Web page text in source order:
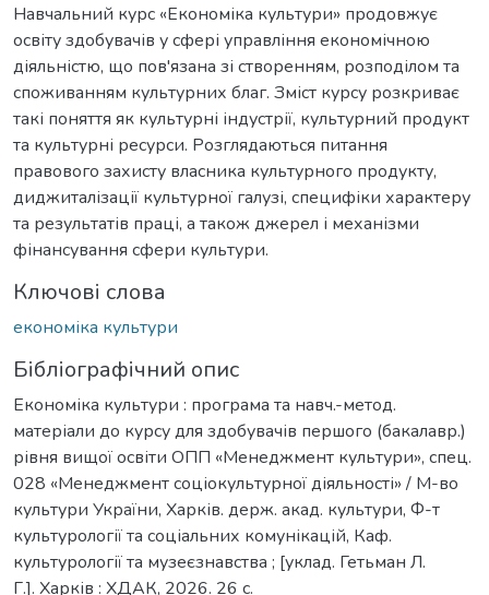
Навчальний курс «Економіка культури» продовжує
освіту здобувачів у сфері управління економічною
діяльністю, що пов'язана зі створенням, розподілом та
споживанням культурних благ. Зміст курсу розкриває
такі поняття як культурні індустрії, культурний продукт
та культурні ресурси. Розглядаються питання
правового захисту власника культурного продукту,
диджиталізації культурної галузі, специфіки характеру
та результатів праці, а також джерел і механізми
фінансування сфери культури.
Ключові слова
економіка культури
Бібліографічний опис
Економіка культури : програма та навч.-метод.
матеріали до курсу для здобувачів першого (бакалавр.)
рівня вищої освіти ОПП «Менеджмент культури», спец.
028 «Менеджмент соціокультурної діяльності» / М-во
культури України, Харків. держ. акад. культури, Ф-т
культурології та соціальних комунікацій, Каф.
культурології та музеєзнавства ; [уклад. Гетьман Л.
Г.]. Харків : ХДАК, 2026. 26 с.